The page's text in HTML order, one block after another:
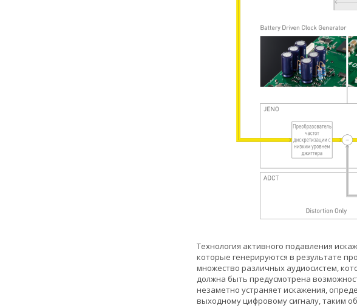
Технология активного подавления
которые генерируются в результате
множество различных аудиосистем,
должна быть предусмотрена
незаметно устраняет искажения,
выходному цифровому сигналу, таким